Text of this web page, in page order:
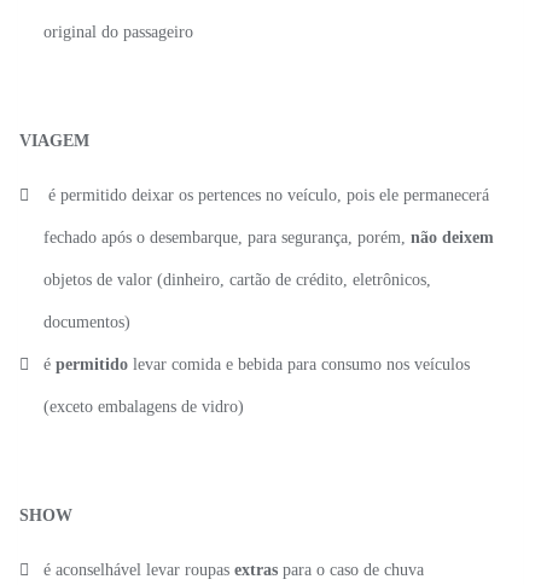
original do passageiro
VIAGEM
é permitido deixar os pertences no veículo, pois ele permanecerá
fechado após o desembarque, para segurança, porém, não deixem
objetos de valor (dinheiro, cartão de crédito, eletrônicos,
documentos)
é permitido levar comida e bebida para consumo nos veículos
(exceto embalagens de vidro)
SHOW
é aconselhável levar roupas extras para o caso de chuva